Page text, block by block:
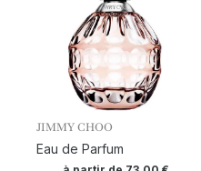
JIMMY CHOO
Eau de Parfum